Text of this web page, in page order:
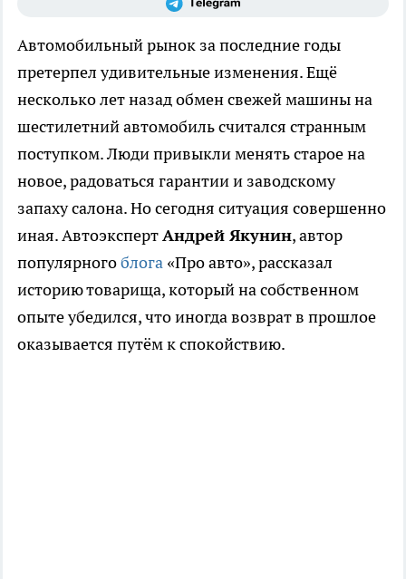
Автомобильный рынок за последние годы
претерпел удивительные изменения. Ещё
несколько лет назад обмен свежей машины на
шестилетний автомобиль считался странным
поступком. Люди привыкли менять старое на
новое, радоваться гарантии и заводскому
запаху салона. Но сегодня ситуация совершенно
иная. АвтоэкспертАндрей Якунин, автор
популярногоблога «Про авто», рассказал
историю товарища, который на собственном
опыте убедился, что иногда возврат в прошлое
оказывается путём к спокойствию.